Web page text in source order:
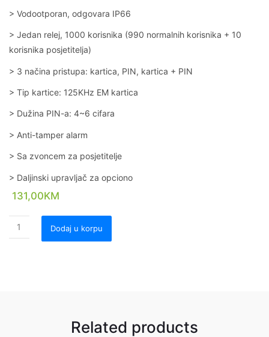
> Vodootporan, odgovara IP66
> Jedan relej, 1000 korisnika (990 normalnih korisnika + 10
korisnika posjetitelja)
> 3 načina pristupa: kartica, PIN, kartica + PIN
> Tip kartice: 125KHz EM kartica
> Dužina PIN-a: 4~6 cifara
> Anti-tamper alarm
> Sa zvoncem za posjetitelje
> Daljinski upravljač za opciono
131,00KM
Dodaj u korpu
Related products